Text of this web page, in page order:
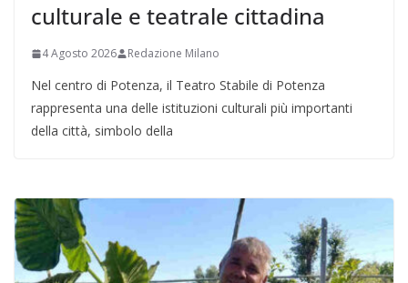
culturale e teatrale cittadina
4 Agosto 2026 Redazione Milano
Nel centro di Potenza, il Teatro Stabile di Potenza
rappresenta una delle istituzioni culturali più importanti
della città, simbolo della